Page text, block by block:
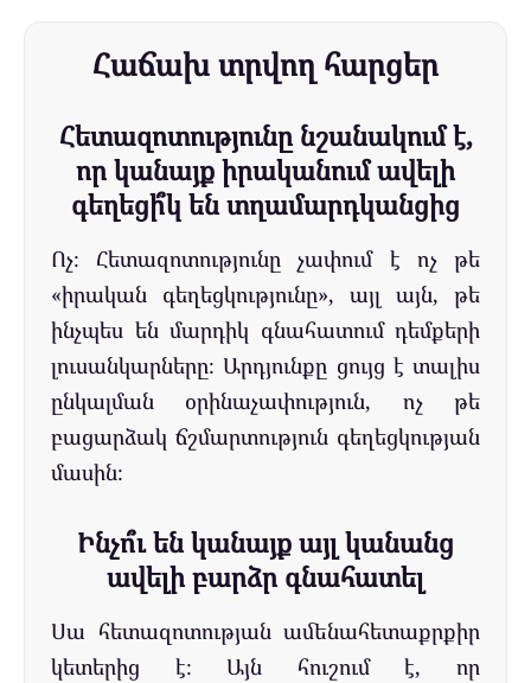
Հաճախ տրվող հարցեր
Հետազոտությունը նշանակում է,
որ կանայք իրականում ավելի
գեղեցի՞կ են տղամարդկանցից
Ոչ։ Հետազոտությունը չափում է ոչ թե
«իրական գեղեցկությունը», այլ այն, թե
ինչպես են մարդիկ գնահատում դեմքերի
լուսանկարները։ Արդյունքը ցույց է տալիս
ընկալման օրինաչափություն, ոչ թե
բացարձակ ճշմարտություն գեղեցկության
մասին։
Ինչո՞ւ են կանայք այլ կանանց
ավելի բարձր գնահատել
Սա հետազոտության ամենահետաքրքիր
կետերից է։ Այն հուշում է, որ